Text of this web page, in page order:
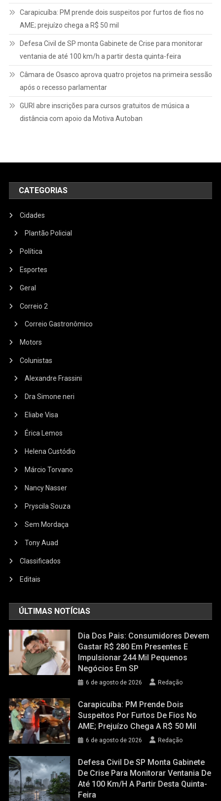
Carapicuíba: PM prende dois suspeitos por furtos de fios no
AME; prejuízo chega a R$ 50 mil
Defesa Civil de SP monta Gabinete de Crise para monitorar
ventania de até 100 km/h a partir desta quinta-feira
Câmara de Osasco aprova quatro projetos na primeira sessão
após o recesso parlamentar
GURI abre inscrições para cursos gratuitos de música a
distância com apoio da Motiva Autoban
CATEGORIAS
Cidades
Plantão Policial
Política
Esportes
Geral
Correio 2
Correio Gastronômico
Motors
Colunistas
Alexandre Frassini
Dra Simone neri
Eliabe Visa
Érica Lemos
Helena Custódio
Márcio Torvano
Nancy Nasser
Pryscila Souza
Sem Mordaça
Tony Auad
Classificados
Editais
ÚLTIMAS NOTÍCIAS
Dia Dos Pais: Consumidores Devem
Gastar R$ 280 Em Presentes E
Impulsionar 244 Mil Pequenos
Negócios Em SP
6 de agosto de 2026 Redação
Carapicuíba: PM Prende Dois
Suspeitos Por Furtos De Fios No
AME; Prejuízo Chega A R$ 50 Mil
6 de agosto de 2026 Redação
Defesa Civil De SP Monta Gabinete
De Crise Para Monitorar Ventania De
Até 100 Km/h A Partir Desta Quinta-
Feira